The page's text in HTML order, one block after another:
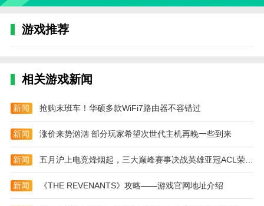
外卖模拟器 游戏免费安装入口是一种以外卖为主
取各种外卖订单。我们可以通过外卖赚取佣金，从而不
付和带走游戏外，我们还可以通过这款游戏尝试各种有
趣的内容。您可以通过外卖模拟器的正版免费版本不断
升级您的车辆，您还可以购买各种物品来装饰您的房
子。
本站为您提供外卖模拟器 游戏免费安装入口的 手
机游戏 ，欢迎大家记住本站网址，本站是您下载安卓
手游app最好的网站！
游戏推荐
相关游戏新闻
新闻 抢购末班车！华硕多款WiFi7路由器不容错过
新闻 涨价来势汹汹 部分玩家希望次世代主机再晚一些到来
新闻 五月沪上电竞烽烟起，三大巅峰赛事决战英雄亚冠ACL荣耀之巅
新闻 《THE REVENANTS》攻略——游戏官网地址介绍